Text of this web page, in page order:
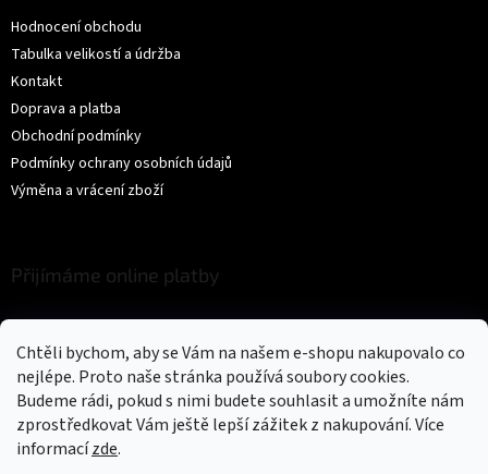
Chtěli bychom, aby se Vám na našem e-shopu nakupovalo co
nejlépe. Proto naše stránka používá soubory cookies.
Budeme rádi, pokud s nimi budete souhlasit a umožníte nám
zprostředkovat Vám ještě lepší zážitek z nakupování.Více
informacízde.
Hodnocení obchodu
Tabulka velikostí a údržba
Kontakt
Doprava a platba
Obchodní podmínky
Podmínky ochrany osobních údajů
Výměna a vrácení zboží
Přijímáme online platby
Vytvořil Shoptet